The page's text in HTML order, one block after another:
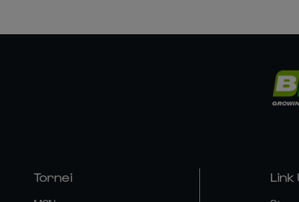
Tornei Link